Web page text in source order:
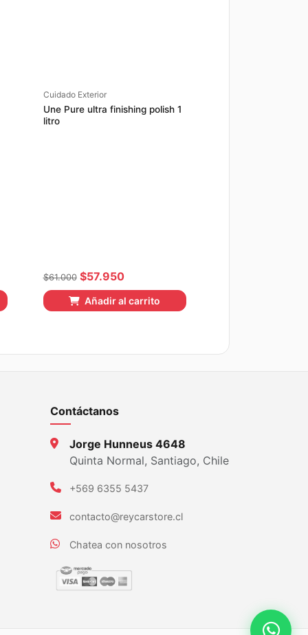
Cuidado Exterior
Une Pure ultra finishing polish 1
litro
$61.000 El
precio
original
$57.950El
precio
actual
Añadir al carrito
Contáctanos
Jorge Hunneus 4648
Quinta Normal, Santiago, Chile
+569 6355 5437
contacto@reycarstore.cl
Chatea con nosotros